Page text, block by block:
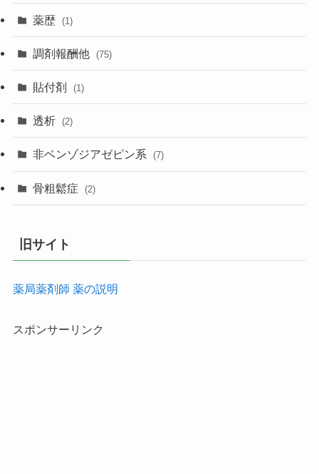
薬歴 (1)
調剤報酬他 (75)
貼付剤 (1)
透析 (2)
非ベンゾジアゼピン系 (7)
骨粗鬆症 (2)
旧サイト
薬局薬剤師 薬の説明
スポンサーリンク